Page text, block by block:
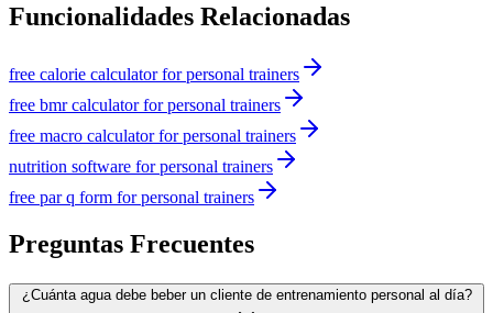
Funcionalidades Relacionadas
free calorie calculator for personal trainers
free bmr calculator for personal trainers
free macro calculator for personal trainers
nutrition software for personal trainers
free par q form for personal trainers
Preguntas Frecuentes
¿Cuánta agua debe beber un cliente de entrenamiento personal al día?